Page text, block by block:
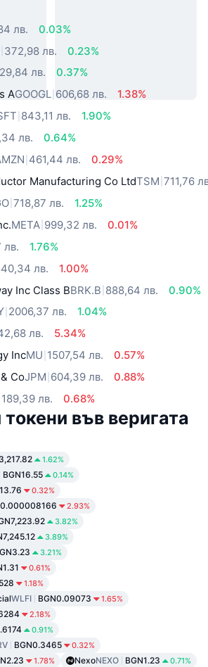
лв.
0.03%
372,98 лв.
0.23%
лв.
0.37%
AGOOGL 606,68 лв.
1.38%
843,11 лв.
1.90%
лв.
0.64%
461,44 лв.
0.29%
Manufacturing Co LtdTSM 711,76
718,87 лв.
1.25%
META 999,32 лв.
0.01%
лв.
1.76%
лв.
1.00%
Inc Class BBRK.B 888,64 лв.
0.90%
2006,37 лв.
1.04%
лв.
5.34%
IncMU 1507,54 лв.
0.57%
CoJPM 604,39 лв.
0.88%
189,39 лв. 0.68%
във веригата
1.62%
BGN16.55 0.14%
0.32%
2.93%
3.82%
3.89%
3.21%
0.61%
1.18%
WLFI BGN0.09073 1.65%
2.18%
0.91%
BGN0.3465 0.32%
1.78% NexoNEXO BGN1.23 0.71%